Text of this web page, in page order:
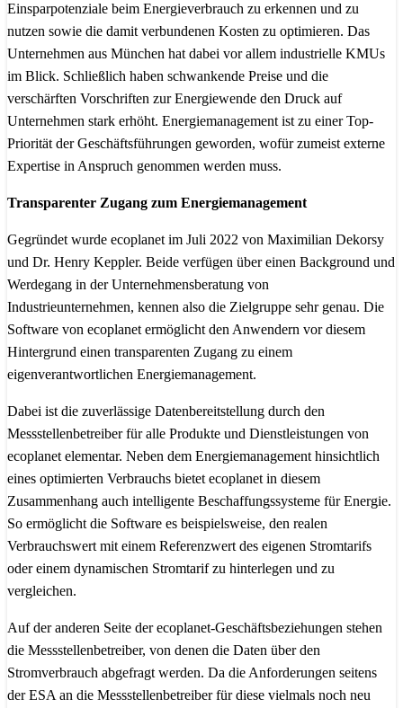
Einsparpotenziale beim Energieverbrauch zu erkennen und zu
nutzen sowie die damit verbundenen Kosten zu optimieren. Das
Unternehmen aus München hat dabei vor allem industrielle KMUs
im Blick. Schließlich haben schwankende Preise und die
verschärften Vorschriften zur Energiewende den Druck auf
Unternehmen stark erhöht. Energiemanagement ist zu einer Top-
Priorität der Geschäftsführungen geworden, wofür zumeist externe
Expertise in Anspruch genommen werden muss.
Transparenter Zugang zum Energiemanagement
Gegründet wurde ecoplanet im Juli 2022 von Maximilian Dekorsy
und Dr. Henry Keppler. Beide verfügen über einen Background und
Werdegang in der Unternehmensberatung von
Industrieunternehmen, kennen also die Zielgruppe sehr genau. Die
Software von ecoplanet ermöglicht den Anwendern vor diesem
Hintergrund einen transparenten Zugang zu einem
eigenverantwortlichen Energiemanagement.
Dabei ist die zuverlässige Datenbereitstellung durch den
Messstellenbetreiber für alle Produkte und Dienstleistungen von
ecoplanet elementar. Neben dem Energiemanagement hinsichtlich
eines optimierten Verbrauchs bietet ecoplanet in diesem
Zusammenhang auch intelligente Beschaffungssysteme für Energie.
So ermöglicht die Software es beispielsweise, den realen
Verbrauchswert mit einem Referenzwert des eigenen Stromtarifs
oder einem dynamischen Stromtarif zu hinterlegen und zu
vergleichen.
Auf der anderen Seite der ecoplanet-Geschäftsbeziehungen stehen
die Messstellenbetreiber, von denen die Daten über den
Stromverbrauch abgefragt werden. Da die Anforderungen seitens
der ESA an die Messstellenbetreiber für diese vielmals noch neu